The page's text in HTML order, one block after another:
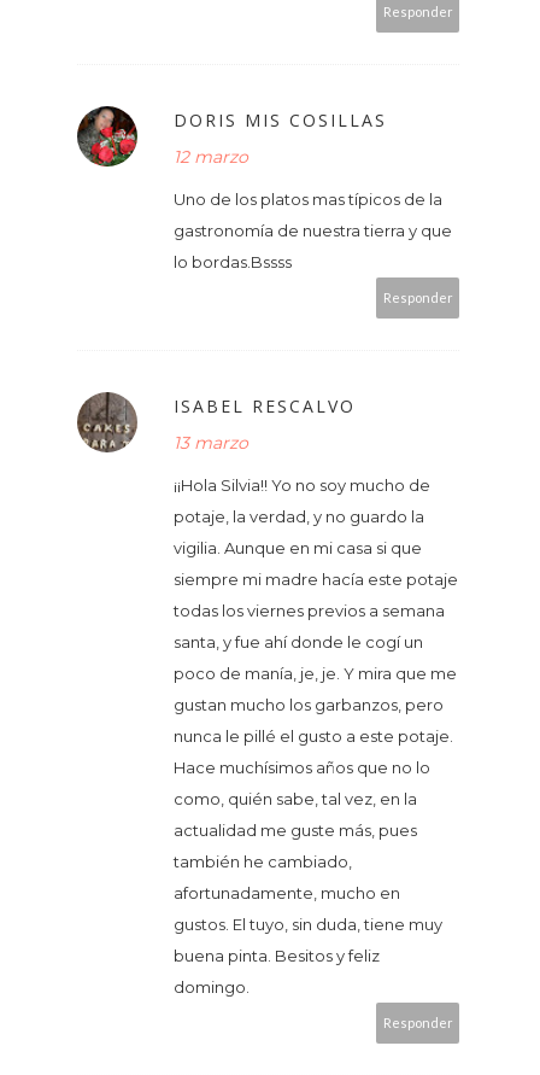
Responder
DORIS MIS COSILLAS
12 marzo
Uno de los platos mas típicos de la
gastronomía de nuestra tierra y que
lo bordas.Bssss
Responder
ISABEL RESCALVO
13 marzo
¡¡Hola Silvia!! Yo no soy mucho de
potaje, la verdad, y no guardo la
vigilia. Aunque en mi casa si que
siempre mi madre hacía este potaje
todas los viernes previos a semana
santa, y fue ahí donde le cogí un
poco de manía, je, je. Y mira que me
gustan mucho los garbanzos, pero
nunca le pillé el gusto a este potaje.
Hace muchísimos años que no lo
como, quién sabe, tal vez, en la
actualidad me guste más, pues
también he cambiado,
afortunadamente, mucho en
gustos. El tuyo, sin duda, tiene muy
buena pinta. Besitos y feliz
domingo.
Responder